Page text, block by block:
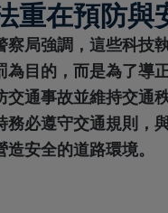
重在預防與
察局強調，這些科技
為目的，而是為了導
交通事故並維持交通
務必遵守交通規則，
安全的道路環境。